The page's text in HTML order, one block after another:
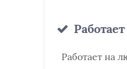
Работает на